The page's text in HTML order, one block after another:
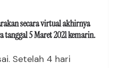
secara virtual akhirnya
5 Maret 2021 kemarin.
Setelah 4 hari